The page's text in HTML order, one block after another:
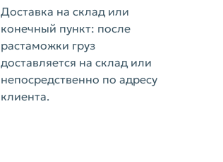
Доставка на склад или
конечный пункт: после
растаможки груз
доставляется на склад или
непосредственно по адресу
клиента.